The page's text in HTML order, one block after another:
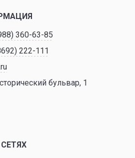
360-63-85
222-111
бульвар, 1